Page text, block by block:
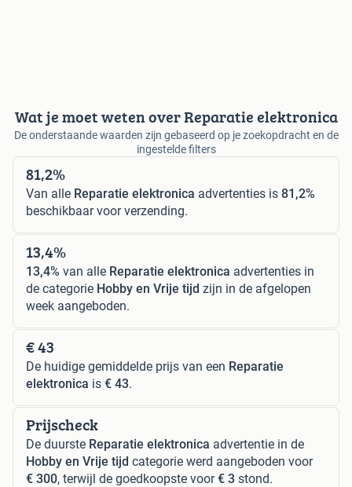
Wat je moet weten over Reparatie elektronica
De onderstaande waarden zijn gebaseerd op je zoekopdracht en de
ingestelde filters
81,2%
Van alle Reparatie elektronica advertenties is 81,2%
beschikbaar voor verzending.
13,4%
13,4% van alle Reparatie elektronica advertenties in
de categorie Hobby en Vrije tijd zijn in de afgelopen
week aangeboden.
€ 43
De huidige gemiddelde prijs van een Reparatie
elektronica is € 43.
Prijscheck
De duurste Reparatie elektronica advertentie in de
Hobby en Vrije tijd categorie werd aangeboden voor
€ 300, terwijl de goedkoopste voor€ 3 stond.